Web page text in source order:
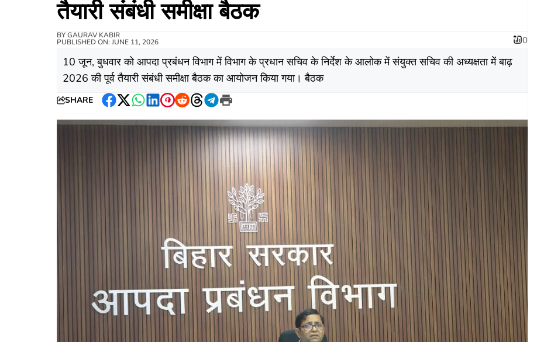
तैयारी संबंधी समीक्षा बैठक
BYGAURAV KABIR
PUBLISHED ON: JUNE 11, 2026 0
10 जून, बुधवार को आपदा प्रबंधन विभाग में विभाग के प्रधान सचिव के निर्देश के आलोक में संयुक्त सचिव की अध्यक्षता में बाढ़
2026 की पूर्व तैयारी संबंधी समीक्षा बैठक का आयोजन किया गया। बैठक
SHARE
Facebook
Twitter
WhatsApp
LinkedIn
Pinterest
RedditThreads
Telegram
Print